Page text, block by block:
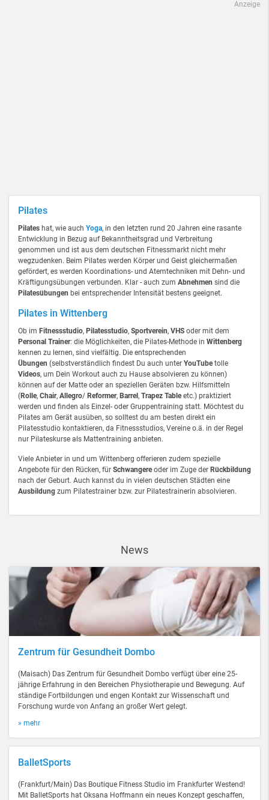
Pilates
Pilates hat, wie auch Yoga, in den letzten rund 20 Jahren eine rasante
Entwicklung in Bezug auf Bekanntheitsgrad und Verbreitung
genommen und ist aus dem deutschen Fitnessmarkt nicht mehr
wegzudenken. Beim Pilates werden Körper und Geist gleichermaßen
gefördert, es werden Koordinations- und Atemtechniken mit Dehn- und
Kräftigungsübungen verbunden. Klar - auch zum Abnehmen sind die
Pilatesübungen bei entsprechender Intensität bestens geeignet.
Pilates in Wittenberg
Ob im Fitnessstudio, Pilatesstudio, Sportverein, VHS oder mit dem
Personal Trainer: die Möglichkeiten, die Pilates-Methode in Wittenberg
kennen zu lernen, sind vielfältig. Die entsprechenden
Übungen (selbstverständlich findest Du auch unter YouTubetolle
Videos, um Dein Workout auch zu Hause absolvieren zu können)
können auf der Matte oder an speziellen Geräten bzw. Hilfsmitteln
(Rolle, Chair, Allegro/ Reformer, Barrel , Trapez Tableetc.) praktiziert
werden und finden als Einzel- oder Gruppentraining statt. Möchtest du
Pilates am Gerät ausüben, so solltest du am besten direkt ein
Pilatesstudio kontaktieren, da Fitnessstudios, Vereine o.ä. in der Regel
nur Pilateskurse als Mattentraining anbieten.
Viele Anbieter in und um Wittenberg offerieren zudem spezielle
Angebote für den Rücken, für Schwangereoder im Zuge der Rückbildung
nach der Geburt. Auch kannst du in vielen deutschen Städten eine
Ausbildung zum Pilatestrainer bzw. zur Pilatestrainerin absolvieren.
Anzeige
News
Zentrum für Gesundheit Dombo
(Maisach) Das Zentrum für Gesundheit Dombo verfügt über eine 25-
jährige Erfahrung in den Bereichen Physiotherapie und Bewegung. Auf
ständige Fortbildungen und engen Kontakt zur Wissenschaft und
Forschung wurde von Anfang an großer Wert gelegt.
» mehr
BalletSports
(Frankfurt/Main) Das Boutique Fitness Studio im Frankfurter Westend!
Mit BalletSports hat Oksana Hoffmann ein neues Konzept geschaffen,